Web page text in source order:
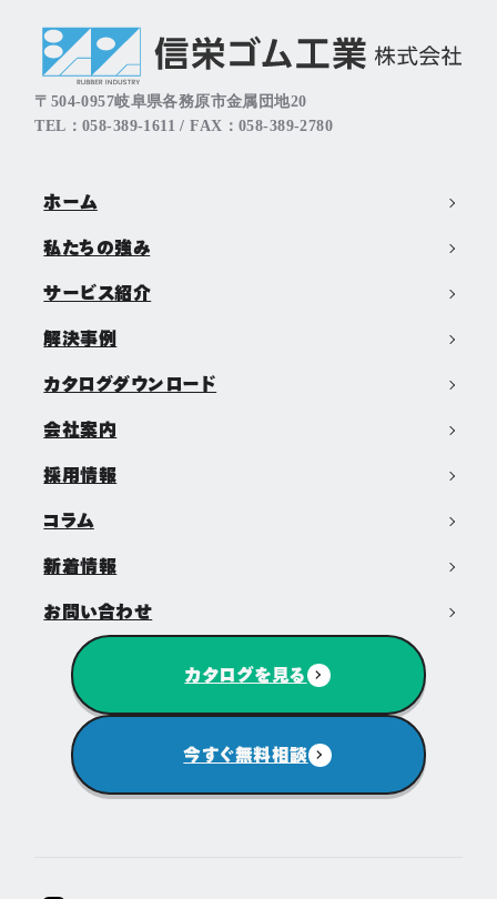
〒504-0957岐阜県各務原市金属団地20
TEL：058-389-1611 / FAX：058-389-2780
ホーム
私たちの強み
サービス紹介
解決事例
カタログダウンロード
会社案内
採用情報
コラム
新着情報
お問い合わせ
カタログを見る
今すぐ無料相談